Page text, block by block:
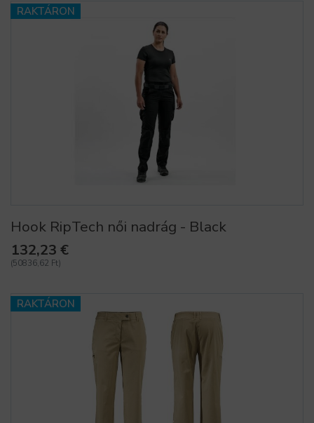
RAKTÁRON
Hook RipTech női nadrág - Black
132,23 €
(50836,62 Ft)
RAKTÁRON